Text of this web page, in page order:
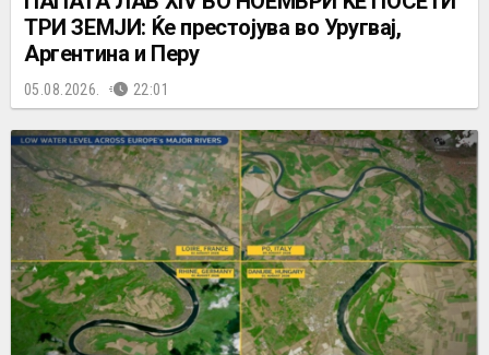
ТРИ ЗЕМЈИ: Ќе престојува во Уругвај,
Аргентина и Перу
05.08.2026. 22:01